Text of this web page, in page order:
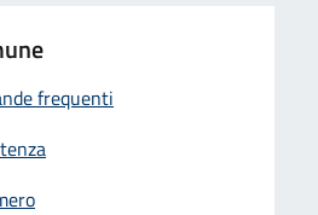
frequenti